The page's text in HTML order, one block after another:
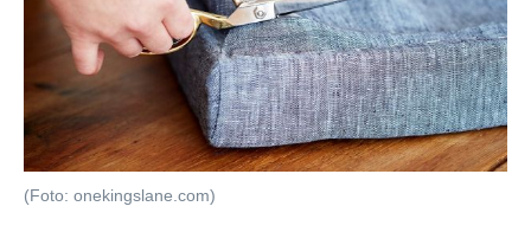
(Foto: onekingslane.com)